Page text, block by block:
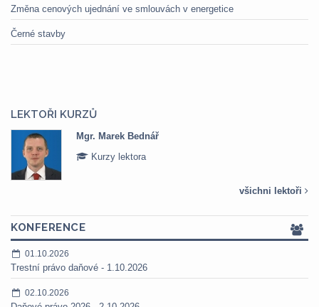
Změna cenových ujednání ve smlouvách v energetice
Černé stavby
LEKTOŘI KURZŮ
Mgr. Marek Bednář
Kurzy lektora
všichni lektoři
KONFERENCE
01.10.2026
Trestní právo daňové - 1.10.2026
02.10.2026